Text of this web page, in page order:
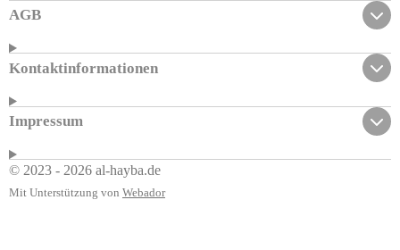
AGB
Kontaktinformationen
Impressum
© 2023 - 2026 al-hayba.de
Mit Unterstützung von Webador